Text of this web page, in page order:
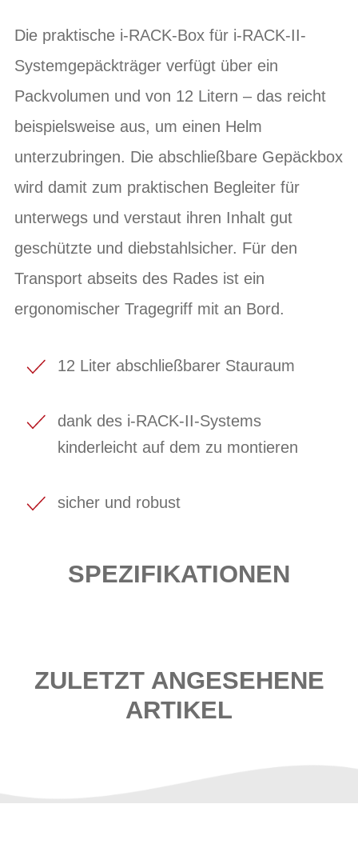
Die praktische i-RACK-Box für i-RACK-II-
Systemgepäckträger verfügt über ein
Packvolumen und von 12 Litern – das reicht
beispielsweise aus, um einen Helm
unterzubringen. Die abschließbare Gepäckbox
wird damit zum praktischen Begleiter für
unterwegs und verstaut ihren Inhalt gut
geschützte und diebstahlsicher. Für den
Transport abseits des Rades ist ein
ergonomischer Tragegriff mit an Bord.
12 Liter abschließbarer Stauraum
dank des i-RACK-II-Systems
kinderleicht auf dem zu montieren
sicher und robust
SPEZIFIKATIONEN
ZULETZT ANGESEHENE
ARTIKEL